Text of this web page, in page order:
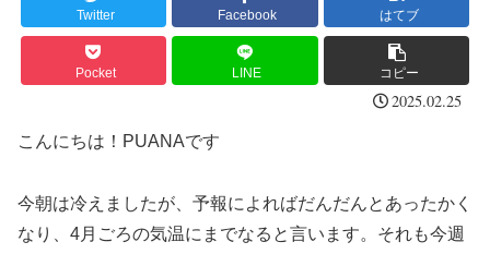
Twitter Facebook はてブ
Pocket LINE コピー
2025.02.25
こんにちは！PUANAです
今朝は冷えましたが、予報によればだんだんとあったかく
なり、4月ごろの気温にまでなると言います。それも今週